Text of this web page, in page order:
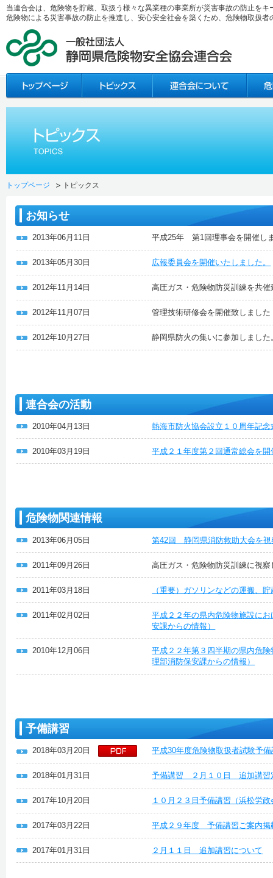
当連合会は、危険物を貯蔵、取扱う様々な異業種の事業所が災害事故の防止を
危険物による災害事故の防止を推進し、安心安全社会を築くため、危険物取扱
トップページ トピックス
お知らせ
2013年06月11日 平成25年 第1回理事会を開催し
2013年05月30日 広報委員会を開催いたしました。
2012年11月14日 高圧ガス・危険物防災訓練を共
2012年11月07日 管理技術研修会を開催致しました
2012年10月27日 静岡県防火の集いに参加しました
連合会の活動
2010年04月13日 熱海市防火協会設立１０周年記
2010年03月19日 平成２１年度第２回通常総会を
危険物関連情報
2013年06月05日 第42回 静岡県消防救助大会を視
2011年09月26日 高圧ガス・危険物防災訓練に視察
2011年03月18日 （重要）ガソリンなどの運搬、
2011年02月02日
平成２２年の県内危険物施設に
安課からの情報）
2010年12月06日
平成２２年第３四半期の県内危
理部消防保安課からの情報）
予備講習
2018年03月20日 平成30年度危険物取扱者試験予
2018年01月31日 予備講習 ２月１０日 追加講習
2017年10月20日 １０月２３日予備講習（浜松労
2017年03月22日 平成２９年度 予備講習ご案内掲
2017年01月31日 ２月１１日 追加講習について